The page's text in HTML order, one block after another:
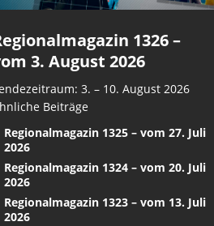
1326 –
3. August 2026
3. – 10. August 2026
Beiträge
Regionalmagazin 1325 – vom 27. Juli
2026
Regionalmagazin 1324 – vom 20. Juli
2026
Regionalmagazin 1323 – vom 13. Juli
2026